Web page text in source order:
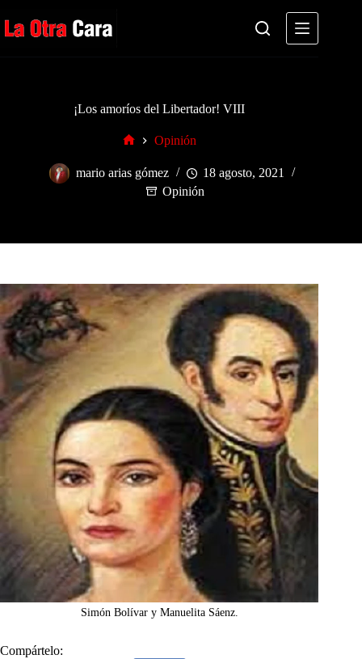
al
contenido
¡Los amoríos del Libertador! VIII
Opinión
mario arias gómez
18 agosto, 2021
Opinión
Simón Bolívar y Manuelita Sáenz.
Compártelo: